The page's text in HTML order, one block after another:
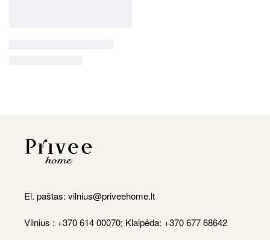
El. paštas: vilnius@priveehome.lt
Vilnius : +370 614 00070; Klaipėda: +370 677 68642